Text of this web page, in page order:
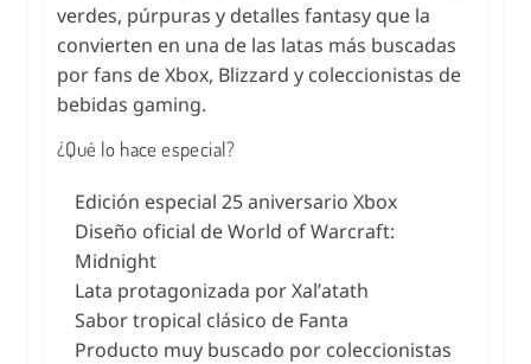
verdes, púrpuras y detalles fantasy que la
convierten en una de las latas más buscadas
por fans de Xbox, Blizzard y coleccionistas de
bebidas gaming.
¿Qué lo hace especial?
Edición especial 25 aniversario Xbox
Diseño oficial de World of Warcraft:
Midnight
Lata protagonizada por Xal’atath
Sabor tropical clásico de Fanta
Producto muy buscado por coleccionistas